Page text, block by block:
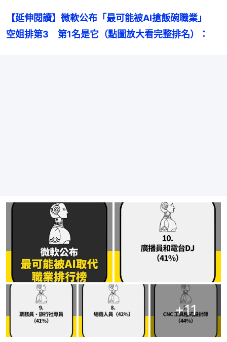
【延伸閱讀】微軟公布「最可能被AI搶飯碗職業」
空姐排第3　第1名是它（點圖放大看完整排名）：
+11